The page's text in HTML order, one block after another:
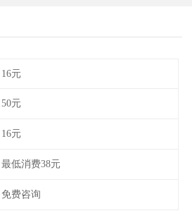
16元
50元
16元
最低消费38元
免费咨询